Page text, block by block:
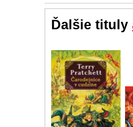
Ďalšie tituly